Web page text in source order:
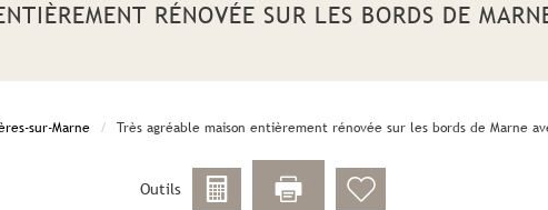
RÉNOVÉE SUR LES BORDS DE
sur-Marne Très agréable maison entièrement rénovée sur les bords de Marne
Outils